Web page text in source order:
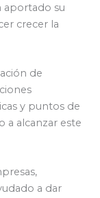
aportado su
crecer la
de
y puntos de
a alcanzar este
a dar